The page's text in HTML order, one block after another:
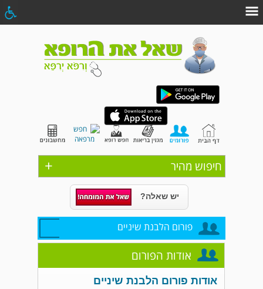
+ חיפוש מהיר
יש שאלה?
פורום הלבנת שיניים
אודות הפורום
אודות פורום הלבנת שיניים